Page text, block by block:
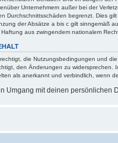
Unternehmern außer bei der
Durchschnittsschäden begrenzt. Dies
der Absätze a bis c gilt sinngemäß
aus zwingendem nationalem
die Nutzungsbedingungen und
den Änderungen zu widersprechen.
als anerkannt und verbindlich, wenn
Umgang mit deinen persönlichen